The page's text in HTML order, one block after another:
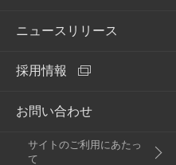
企業理念
アクセス
電子公告・決算公告
提供サービス一覧
NURO Biz
Enly
ニュースリリース
2026年
2025年
2024年
採用情報
お問い合わせ
サイトのご利用にあたっ
て